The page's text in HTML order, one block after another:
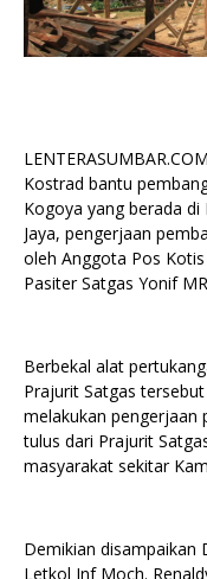
Kostrad bantu
Kogoya yang berada
Jaya, pengerjaan
oleh Anggota Pos
Pasiter Satgas Yonif
Berbekal alat
Prajurit Satgas
melakukan pengerjaan
tulus dari Prajurit
masyarakat sekitar
Demikian disampaikan
Letkol Inf Moch.